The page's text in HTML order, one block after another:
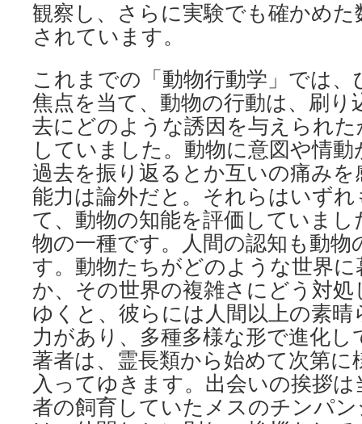
観察し、さらに実験でも確かめ
されています。
これまでの「動物行動学」では
焦点を当て、動物の行動は、刷り
去にどのような誘因を与えられ
していました。動物に意図や情
過去を振り返るとか互いの痛み
能力は論外だと。それらはいず
て、動物の知能を評価していま
物の一種です。人間の認知も動物
す。動物たちがどのような世界
か、その世界の複雑さにどう対
ゆくと、彼らには人間以上の素
力があり、多種多様な形で進化
著者は、霊長類から始めて次第に
入ってゆきます。出会いの挨拶
者の飼育していたメスのチンパ